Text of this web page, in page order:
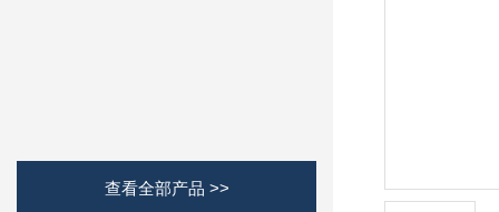
查看全部产品 >>